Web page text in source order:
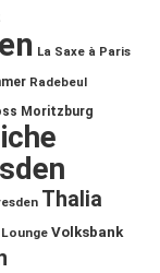
La Saxe à Paris
Radebeul
Moritzburg
Thalia
Volksbank